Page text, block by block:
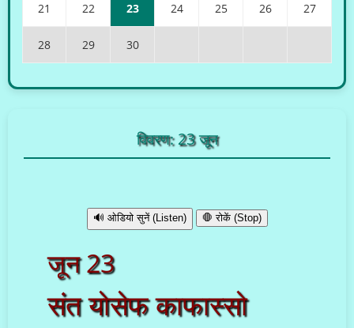
21 22 23 24 25 26 27
28 29 30
विवरण: 23 जून
🔊 ओडियो सुनें (Listen) 🛑 रोकें (Stop)
जून 23
संत योसेफ काफास्सो